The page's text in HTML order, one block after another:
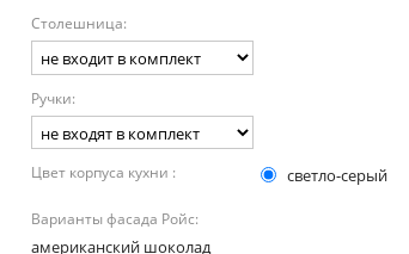
Столешница:
Ручки:
Цвет корпуса кухни : светло-серый
Варианты фасада Ройс:
американский шоколад